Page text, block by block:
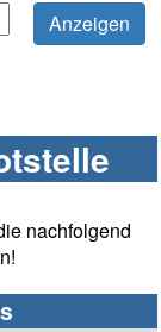
nachfolgend